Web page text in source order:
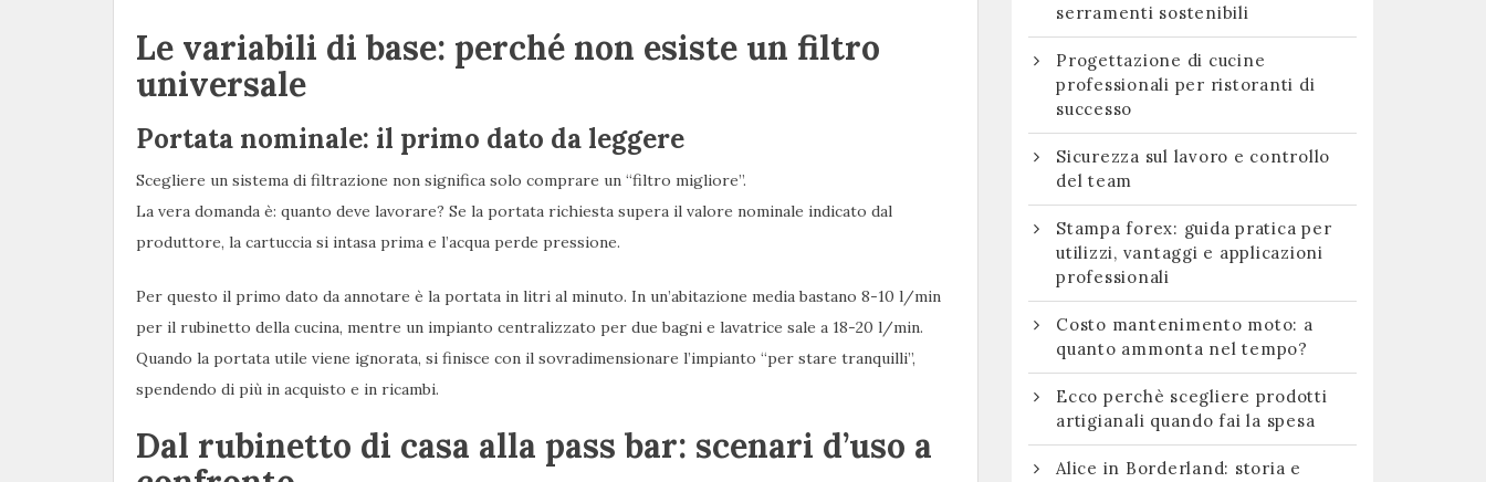
Le variabili di base: perché non esiste un filtro
universale
Portata nominale: il primo dato da leggere
Scegliere un sistema di filtrazione non significa solo comprare un “filtro migliore”.
La vera domanda è: quanto deve lavorare? Se la portata richiesta supera il valore nominale indicato dal
produttore, la cartuccia si intasa prima e l’acqua perde pressione.
Per questo il primo dato da annotare è la portata in litri al minuto. In un’abitazione media bastano 8-10 l/min
per il rubinetto della cucina, mentre un impianto centralizzato per due bagni e lavatrice sale a 18-20 l/min.
Quando la portata utile viene ignorata, si finisce con il sovradimensionare l’impianto “per stare tranquilli”,
spendendo di più in acquisto e in ricambi.
Dal rubinetto di casa alla pass bar: scenari d’uso a
serramenti sostenibili
Progettazione di cucine
professionali per ristoranti di
successo
Sicurezza sul lavoro e controllo
del team
Stampa forex: guida pratica per
utilizzi, vantaggi e applicazioni
professionali
Costo mantenimento moto: a
quanto ammonta nel tempo?
Ecco perchè scegliere prodotti
artigianali quando fai la spesa
Alice in Borderland: storia e